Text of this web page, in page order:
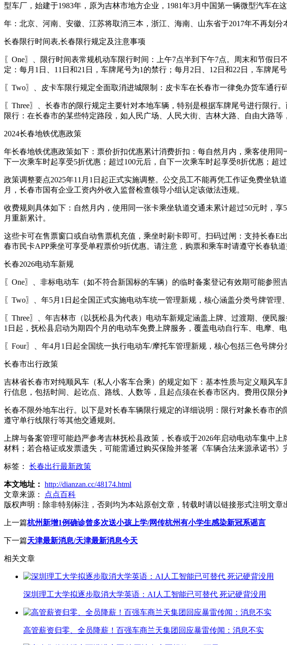
型车厂，始建于1983年，原为吉林市地方企业，1981年3月中国第一辆微型汽车在这
年：北京、河南、安徽、江苏将取消三本，浙江、海南、山东省于2017年不再划
长春限行时间表,长春限行规定及注意事项
〖One〗、限行时间表常规机动车限行时间：上午7点半到下午7点。周末和节假
定：每月1日、11日和21日，车牌尾号为1的禁行；每月2日、12日和22日，车牌尾
〖Two〗、皮卡车限行规定全面取消进城限制：皮卡车在长春市一律免办货车通行
〖Three〗、长春市的限行规定主要针对本地车辆，特别是根据车牌尾号进行限
限行：在长春市的某些特定路段，如人民广场、人民大街、吉林大路、自由大路等
2024长春地铁优惠政策
年长春地铁优惠政策如下：票价折扣优惠累计消费折扣：每自然月内，乘客使用
下一次乘车时起享受5折优惠；超过100元后，自下一次乘车时起享受8折优惠；超
政策调整要点2025年11月1日起正式实施调整。公交员工不能再凭工作证免费坐轨
月，长春市国有企业工资内外收入监督检查领导小组认定该做法违规。
收费规则具体如下：自然月内，使用同一张卡乘坐轨道交通未累计超过50元时，
月重新累计。
这些卡可在售票窗口或自动售票机充值，乘坐时刷卡即可。扫码过闸：支持长春
春市民卡APP乘坐可享受单程票价9折优惠。请注意，购票和乘车时请遵守长春轨
长春2026电动车新规
〖One〗、非标电动车（如不符合新国标的车辆）的临时备案登记有效期可能参
〖Two〗、年5月1日起全国正式实施电动车统一管理新规，核心涵盖分类号牌管理
〖Three〗、年吉林市（以抚松县为代表）电动车新规定涵盖上牌、过渡期、便民
1日起，抚松县启动为期四个月的电动车免费上牌服务，覆盖电动自行车、电摩、
〖Four〗、年4月1日起全国统一执行电动车/摩托车管理新规，核心包括三色号牌
长春市出行政策
吉林省长春市对纯顺风车（私人小客车合乘）的规定如下：基本性质与定义顺风
行信息，包括时间、起讫点、路线、人数等，且起点须在长春市区内。费用仅限
长春不限外地车出行。以下是对长春车辆限行规定的详细说明：限行对象长春市
遵守单行线限行等其他交通规则。
上牌与备案管理可能趋严参考吉林抚松县政策，长春或于2026年启动电动车集中
材料；若合格证或发票遗失，可能需通过购买保险并签署《车辆合法来源承诺书》
标签： 长春出行最新政策
本文地址： http://dianzan.cc/48174.html
文章来源：
点点百科
版权声明： 除非特别标注，否则均为本站原创文章，转载时请以链接形式注明文章
上一篇杭州新增1例确诊曾多次送小孩上学/网传杭州有小学生感染新冠系谣言
下一篇天津最新消息/天津最新消息今天
相关文章
深圳理工大学拟逐步取消大学英语：AI人工智能已可替代 死记硬背没用
高管薪资归零、全员降薪！百强车商兰天集团回应暴雷传闻：消息不实